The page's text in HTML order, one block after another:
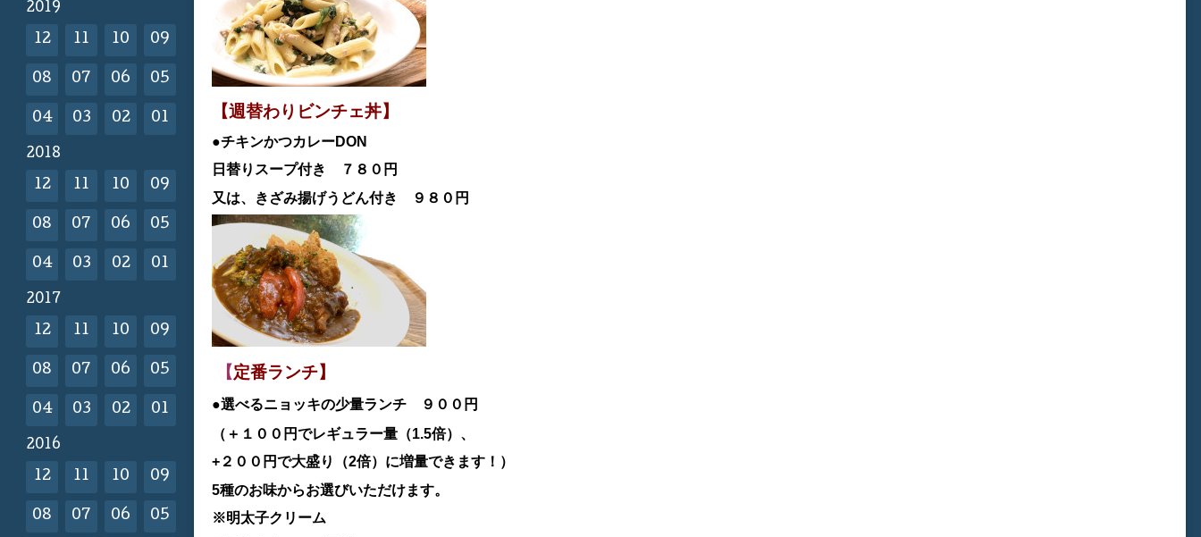
【週替わりビンチェ丼】
●チキンかつカレーDON
日替りスープ付き ７８０円
又は、きざみ揚げうどん付き ９８０円
【定番ランチ】
●選べるニョッキの少量ランチ ９００円
（＋１００円でレギュラー量（1.5倍）、
+２００円で大盛り（2倍）に増量できます！）
5種のお味からお選びいただけます。
※明太子クリーム
2019
12 11 10 09
08 07 06 05
04 03 02 01
2018
12 11 10 09
08 07 06 05
04 03 02 01
2017
12 11 10 09
08 07 06 05
04 03 02 01
2016
12 11 10 09
08 07 06 05